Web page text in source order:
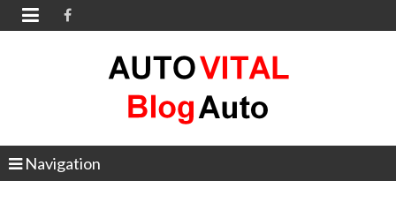

Navigation